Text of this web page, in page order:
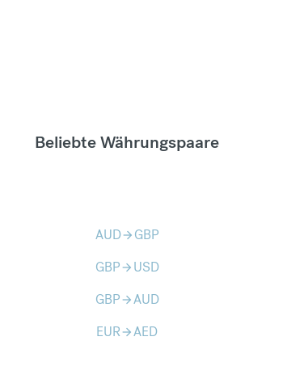
Beliebte Währungspaare
AUDarrow_forward GBP
GBParrow_forward USD
GBParrow_forwardAUD
EURarrow_forwardAED